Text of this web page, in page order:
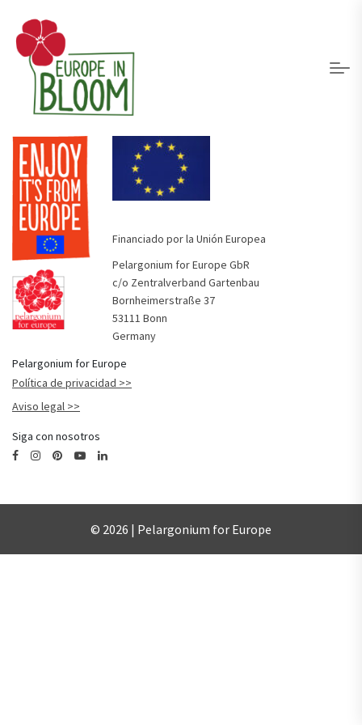
Financiado por la Unión Europea
Pelargonium for Europe GbR
c/o Zentralverband Gartenbau
Bornheimerstraße 37
53111 Bonn
Germany
Pelargonium for Europe
Política de privacidad
Aviso legal
Siga con nosotros
© 2026 | Pelargonium for Europe